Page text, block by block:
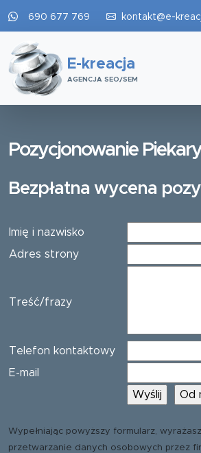
690 677 769 kontakt@e-
E-kreacja
AGENCJA SEO/SEM
Pozycjonowanie
Bezpłatna wycena
Imię i nazwisko
Adres strony
Treść/frazy
Telefon kontaktowy
E-mail
Wypełniając powyższy formularz,
przetwarzanie danych osobowych przez